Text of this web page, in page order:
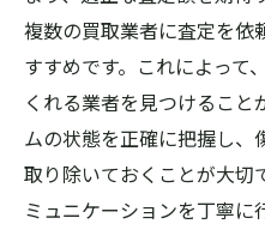
複数の買取業者に査定を依
すすめです。これによって
くれる業者を見つけること
ムの状態を正確に把握し、
取り除いておくことが大切
ミュニケーションを丁寧に